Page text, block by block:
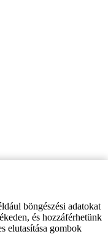
böngészési adatokat
és hozzáférhetünk
elutasítása gombok